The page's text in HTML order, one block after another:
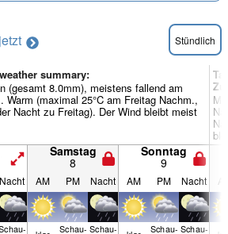
jetzt Stündlich
summary:
(gesamt 8.0mm), meistens fallend am
Warm (maximal 25°C am Freitag Nachm.,
Nacht zu Freitag). Der Wind bleibt meist
Samstag
8
Sonntag
9
Nacht AM PM Nacht AM PM Nacht
Schau­ Schau­ Schau­ Schau­